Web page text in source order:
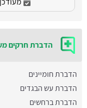
הדברת חרקים
הדברת חומיינים
הדברת עש הבגדים
הדברת ברחשים